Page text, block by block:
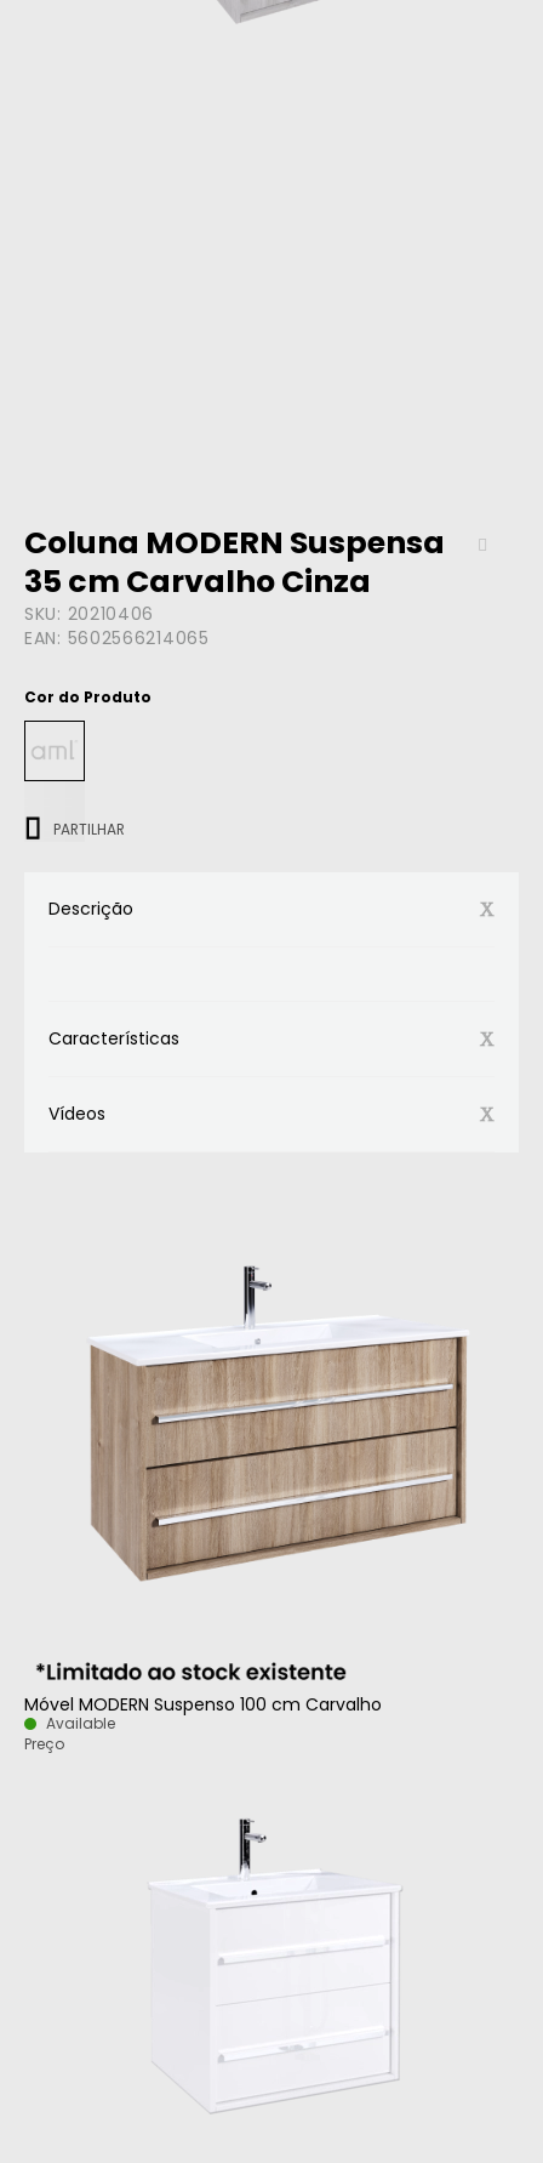
Coluna MODERN Suspensa
35 cm Carvalho Cinza
SKU: 20210406
EAN: 5602566214065
Cor do Produto
PARTILHAR
Descrição
Características
Vídeos
Móvel MODERN Suspenso 100 cm Carvalho
Available
Preço